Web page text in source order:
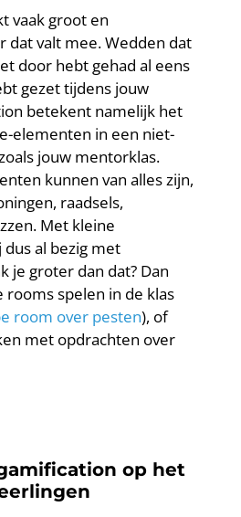
vaak groot en
dat valt mee. Wedden dat
door hebt gehad al eens
gezet tijdens jouw
betekent namelijk het
elementen in een niet-
jouw mentorklas.
kunnen van alles zijn,
raadsels,
Met kleine
al bezig met
je groter dan dat? Dan
rooms spelen in de klas
room over pesten), of
met opdrachten over
op het